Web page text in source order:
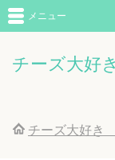
チーズ大好
メニュー
チーズ大好